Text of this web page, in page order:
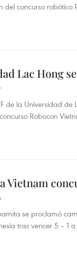
del concurso robótico
Lac Hong
de la Universidad
Robocon
Vietnam
se proclamó
tras vencer 5 – 1